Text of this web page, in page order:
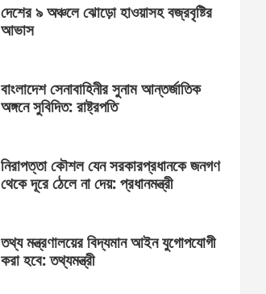
দেশের ৯ অঞ্চলে ঝোড়ো হাওয়াসহ বজ্রবৃষ্টির
আভাস
বাংলাদেশ সেনাবাহিনীর সুনাম আন্তর্জাতিক
অঙ্গনে সুবিদিত: রাষ্ট্রপতি
নিরাপত্তা কৌশল যেন সরকারপ্রধানকে জনগণ
থেকে দূরে ঠেলে না দেয়: প্রধানমন্ত্রী
তথ্য মন্ত্রণালয়ের বিদ্যমান আইন যুগোপযোগী
করা হবে: তথ্যমন্ত্রী